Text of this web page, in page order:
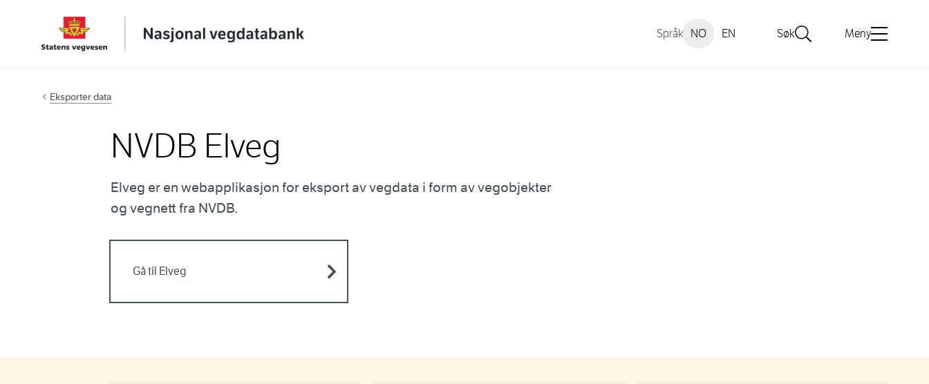
Hopp til innhold
Språk NO EN Søk Meny
Eksporter data
NVDB Elveg
Elveg er en webapplikasjon for eksport av vegdata i form av vegobjekter
og vegnett fra NVDB.
Gå til Elveg